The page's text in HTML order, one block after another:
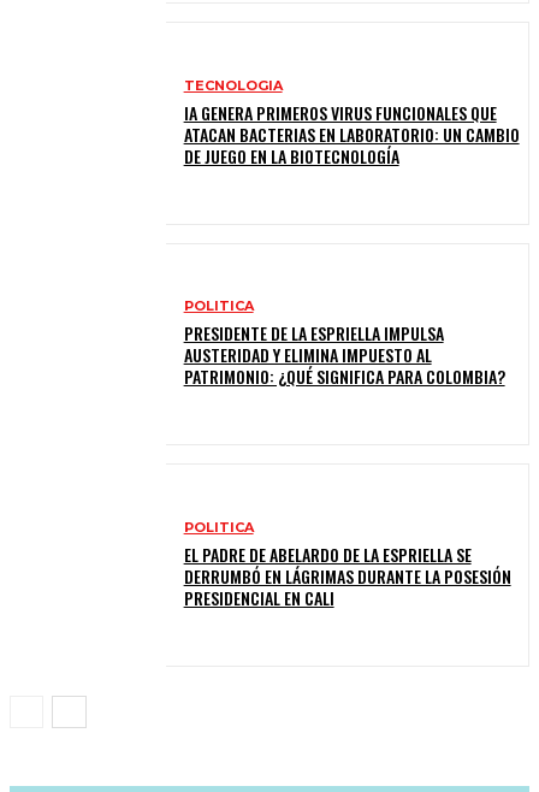
TECNOLOGIA
IA GENERA PRIMEROS VIRUS FUNCIONALES QUE
ATACAN BACTERIAS EN LABORATORIO: UN CAMBIO
DE JUEGO EN LA BIOTECNOLOGÍA
POLITICA
PRESIDENTE DE LA ESPRIELLA IMPULSA
AUSTERIDAD Y ELIMINA IMPUESTO AL
PATRIMONIO: ¿QUÉ SIGNIFICA PARA COLOMBIA?
POLITICA
EL PADRE DE ABELARDO DE LA ESPRIELLA SE
DERRUMBÓ EN LÁGRIMAS DURANTE LA POSESIÓN
PRESIDENCIAL EN CALI